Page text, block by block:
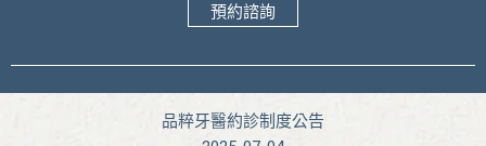
預約諮詢
品粹牙醫約診制度公告